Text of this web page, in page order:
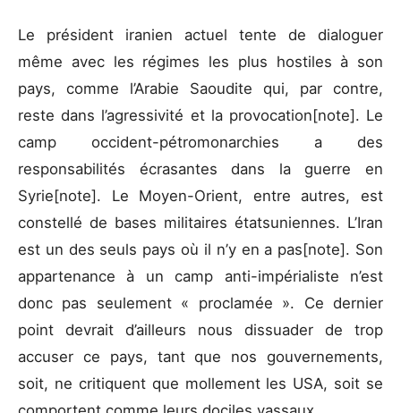
Le président iranien actuel tente de dialoguer
même avec les régimes les plus hostiles à son
pays, comme l’Arabie Saoudite qui, par contre,
reste dans l’agressivité et la provocation[note]. Le
camp occident-pétromonarchies a des
responsabilités écrasantes dans la guerre en
Syrie[note]. Le Moyen-Orient, entre autres, est
constellé de bases militaires étatsuniennes. L’Iran
est un des seuls pays où il n’y en a pas[note]. Son
appartenance à un camp anti-impérialiste n’est
donc pas seulement « proclamée ». Ce dernier
point devrait d’ailleurs nous dissuader de trop
accuser ce pays, tant que nos gouvernements,
soit, ne critiquent que mollement les USA, soit se